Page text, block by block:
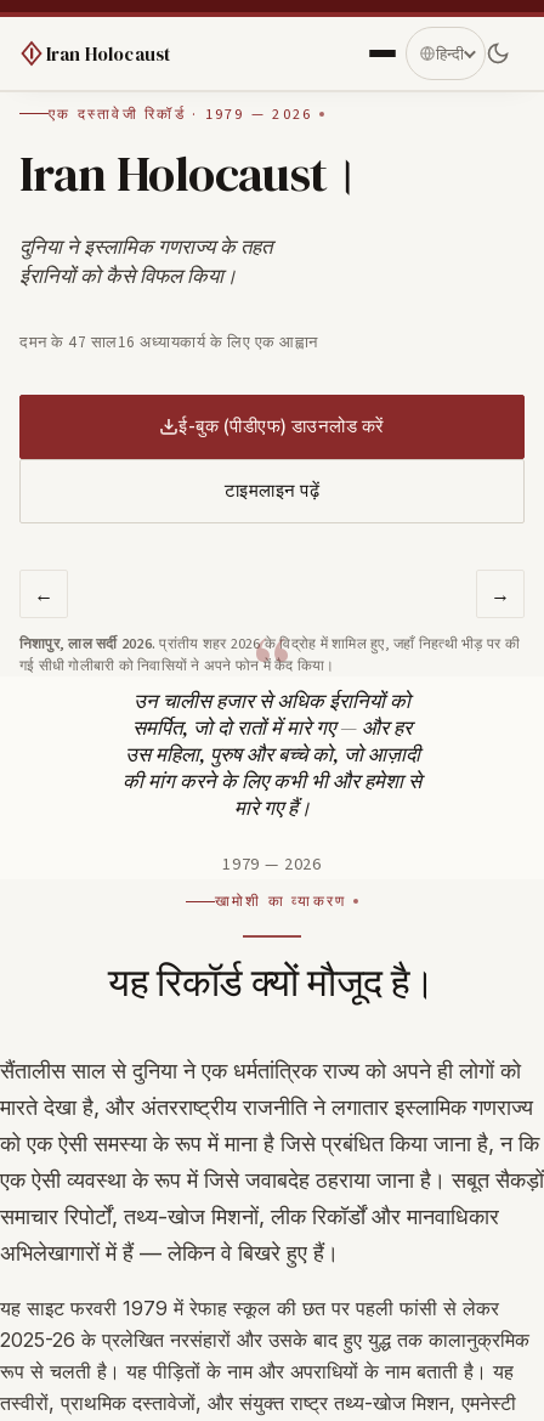
Iran Holocaust हिन्दी
एक दस्तावेजी रिकॉर्ड · 1979 — 2026
Iran Holocaust।
दुनिया ने इस्लामिक गणराज्य के तहत
ईरानियों को कैसे विफल किया।
दमन के 47 साल16 अध्यायकार्य के लिए एक आह्वान
ई-बुक (पीडीएफ) डाउनलोड करें
टाइमलाइन पढ़ें
← →
निशापुर, लाल सर्दी 2026. प्रांतीय शहर 2026 के विद्रोह में शामिल हुए, जहाँ निहत्थी भीड़ पर की
गई सीधी गोलीबारी को निवासियों ने अपने फोन में कैद किया।
उन चालीस हजार से अधिक ईरानियों को
समर्पित, जो दो रातों में मारे गए — और हर
उस महिला, पुरुष और बच्चे को, जो आज़ादी
की मांग करने के लिए कभी भी और हमेशा से
मारे गए हैं।
1979 — 2026
खामोशी का व्याकरण
यह रिकॉर्ड क्यों मौजूद है।
सैंतालीस साल से दुनिया ने एक धर्मतांत्रिक राज्य को अपने ही लोगों को
मारते देखा है, और अंतरराष्ट्रीय राजनीति ने लगातार इस्लामिक गणराज्य
को एक ऐसी समस्या के रूप में माना है जिसे प्रबंधित किया जाना है, न कि
एक ऐसी व्यवस्था के रूप में जिसे जवाबदेह ठहराया जाना है। सबूत सैकड़ों
समाचार रिपोर्टों, तथ्य-खोज मिशनों, लीक रिकॉर्डों और मानवाधिकार
अभिलेखागारों में हैं — लेकिन वे बिखरे हुए हैं।
यह साइट फरवरी 1979 में रेफाह स्कूल की छत पर पहली फांसी से लेकर
2025-26 के प्रलेखित नरसंहारों और उसके बाद हुए युद्ध तक कालानुक्रमिक
रूप से चलती है। यह पीड़ितों के नाम और अपराधियों के नाम बताती है। यह
तस्वीरों, प्राथमिक दस्तावेजों, और संयुक्त राष्ट्र तथ्य-खोज मिशन, एमनेस्टी